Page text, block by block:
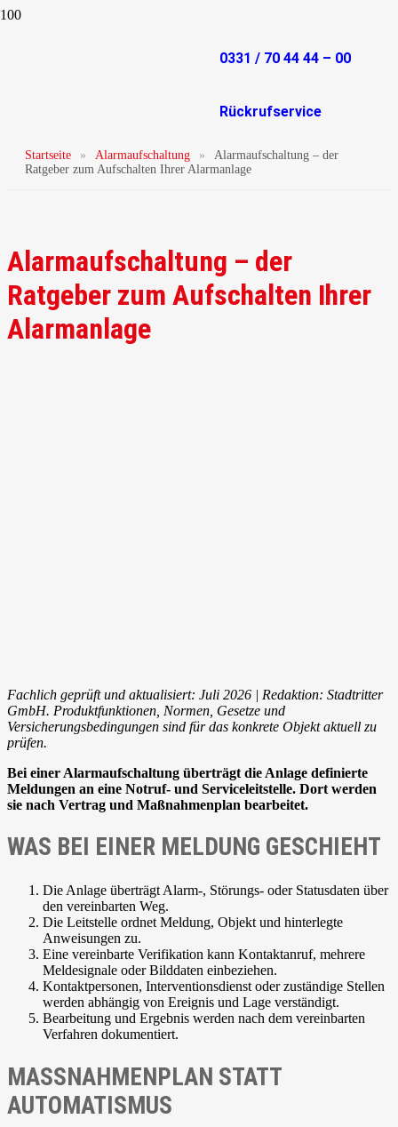
0331 / 70 44 44 – 00
Rückrufservice
Startseite » Alarmaufschaltung »
Alarmaufschaltung – der
Ratgeber zum Aufschalten Ihrer Alarmanlage
Alarmaufschaltung – der
Ratgeber zum Aufschalten Ihrer
Alarmanlage
Fachlich geprüft und aktualisiert: Juli 2026 | Redaktion: Stadtritter
GmbH. Produktfunktionen, Normen, Gesetze und
Versicherungsbedingungen sind für das konkrete Objekt aktuell zu
prüfen.
Bei einer Alarmaufschaltung überträgt die Anlage definierte
Meldungen an eine Notruf- und Serviceleitstelle. Dort werden
sie nach Vertrag und Maßnahmenplan bearbeitet.
WAS BEI EINER MELDUNG GESCHIEHT
Die Anlage überträgt Alarm-, Störungs- oder Statusdaten über
den vereinbarten Weg.
Die Leitstelle ordnet Meldung, Objekt und hinterlegte
Anweisungen zu.
Eine vereinbarte Verifikation kann Kontaktanruf, mehrere
Meldesignale oder Bilddaten einbeziehen.
Kontaktpersonen, Interventionsdienst oder zuständige Stellen
werden abhängig von Ereignis und Lage verständigt.
Bearbeitung und Ergebnis werden nach dem vereinbarten
Verfahren dokumentiert.
MASSNAHMENPLAN STATT A
UTOMATISMUS